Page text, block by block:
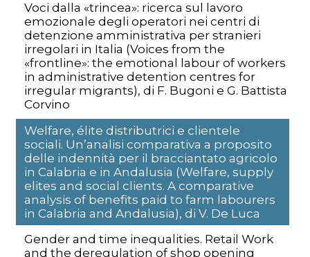
Voci dalla «trincea»: ricerca sul lavoro
emozionale degli operatori nei centri di
detenzione amministrativa per stranieri
irregolari in Italia (Voices from the
«frontline»: the emotional labour of workers
in administrative detention centres for
irregular migrants), di F. Bugoni e G. Battista
Corvino
Welfare, élite distributrici e clientele
sociali. Un’analisi comparativa a proposito
delle indennità per il bracciantato agricolo
in Calabria e in Andalusia (Welfare, supply
elites and social clients. A comparative
analysis of benefits paid to farm labourers
in Calabria and Andalusia), di V. De Luca
Gender and time inequalities. Retail Work
and the deregulation of shop opening